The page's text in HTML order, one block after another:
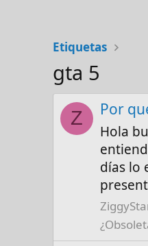
Etiquetas
gta 5
Z Por
Hola
días lo